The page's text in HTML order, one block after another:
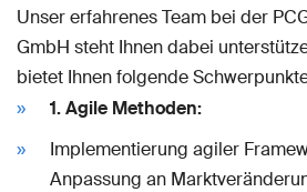
Unser erfahrenes Team bei der
GmbH steht Ihnen dabei
bietet Ihnen folgende
1. Agile Methoden:
Implementierung agiler
Anpassung an